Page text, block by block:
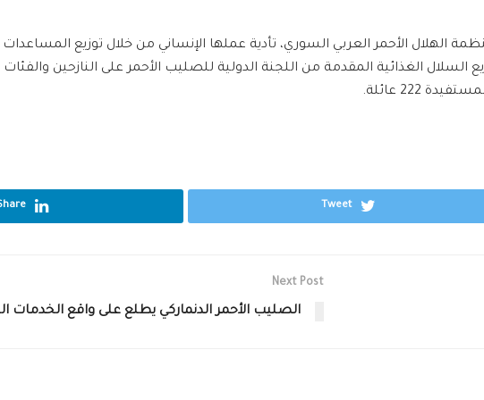
الهلال الأحمر العربي السوري‬، تأدية عملها الإنساني من خلال توزيع المساعدات
السلال الغذائية المقدمة من اللجنة الدولية للصليب الأحمر على‬ النازحين
222 عائلة.
Tweet
Next Post
الصليب الأحمر الدنماركي يطلع على واقع